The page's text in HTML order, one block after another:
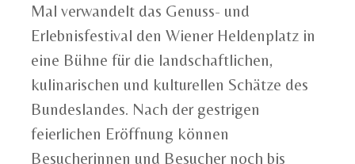
Mal verwandelt das Genuss- und
Erlebnisfestival den Wiener Heldenplatz in
eine Bühne für die landschaftlichen,
kulinarischen und kulturellen Schätze des
Bundeslandes. Nach der gestrigen
feierlichen Eröffnung können
Besucherinnen und Besucher noch bis